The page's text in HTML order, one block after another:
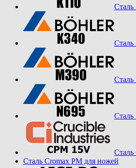
Сталь
Сталь
Сталь
Сталь
Сталь Cromax PM для ножей